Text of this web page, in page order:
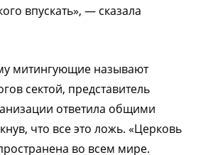
впускать», — сказала
митингующие называют
сектой, представитель
ответила общими
что все это ложь. «Церковь
во всем мире.